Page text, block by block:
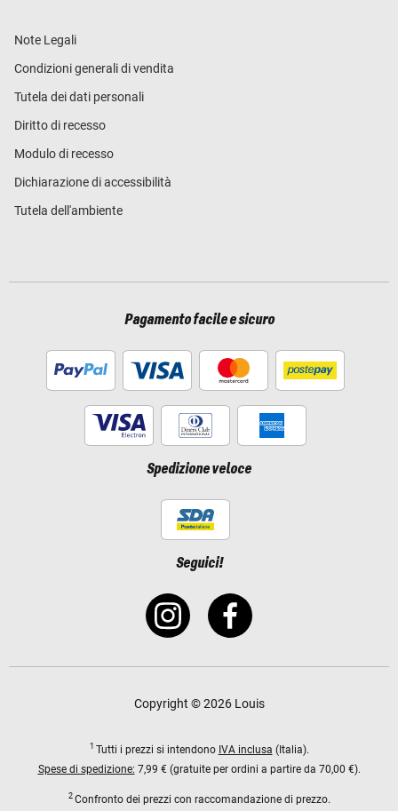
Note Legali
Condizioni generali di vendita
Tutela dei dati personali
Diritto di recesso
Modulo di recesso
Dichiarazione di accessibilità
Tutela dell'ambiente
Pagamento facile e sicuro
Spedizione veloce
Seguici!
Copyright © 2026 Louis
1 Tutti i prezzi si intendono IVA inclusa (Italia).
Spese di spedizione: 7,99 € (gratuite per ordini a partire da 70,00 €).
2 Confronto dei prezzi con raccomandazione di prezzo.